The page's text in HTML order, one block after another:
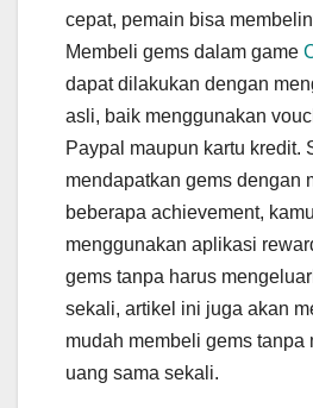
cepat, pemain bisa
Membeli gems dalam game
dapat dilakukan dengan
asli, baik menggunakan
Paypal maupun kartu kredit.
mendapatkan gems dengan
beberapa achievement,
menggunakan aplikasi
gems tanpa harus
sekali, artikel ini juga akan
mudah membeli gems tanpa
uang sama sekali.